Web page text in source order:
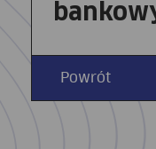
Powrót